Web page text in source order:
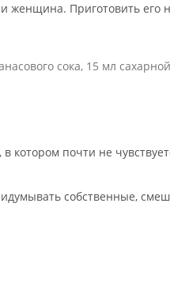
женщина. Приготовить
сока, 15 мл
почти не
собственные,